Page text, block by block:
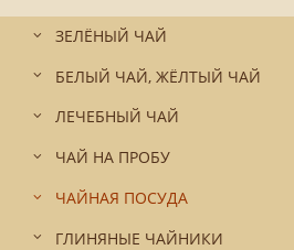
ЗЕЛЁНЫЙ ЧАЙ
БЕЛЫЙ ЧАЙ, ЖЁЛТЫЙ ЧАЙ
ЛЕЧЕБНЫЙ ЧАЙ
ЧАЙ НА ПРОБУ
ЧАЙНАЯ ПОСУДА
ГЛИНЯНЫЕ ЧАЙНИКИ